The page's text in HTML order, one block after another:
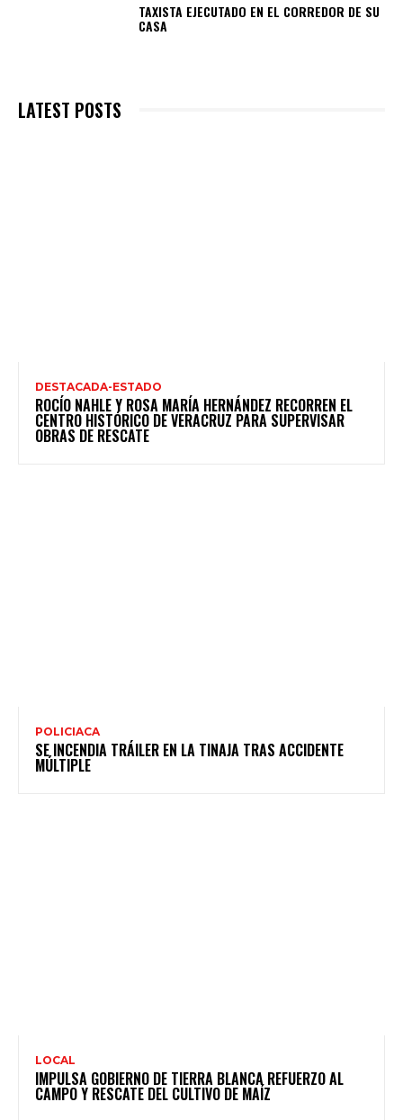
TAXISTA EJECUTADO EN EL CORREDOR DE SU
CASA
LATEST POSTS
DESTACADA-ESTADO
ROCÍO NAHLE Y ROSA MARÍA HERNÁNDEZ RECORREN EL
CENTRO HISTÓRICO DE VERACRUZ PARA SUPERVISAR
OBRAS DE RESCATE
POLICIACA
SE INCENDIA TRÁILER EN LA TINAJA TRAS ACCIDENTE
MÚLTIPLE
LOCAL
IMPULSA GOBIERNO DE TIERRA BLANCA REFUERZO AL
CAMPO Y RESCATE DEL CULTIVO DE MAÍZ